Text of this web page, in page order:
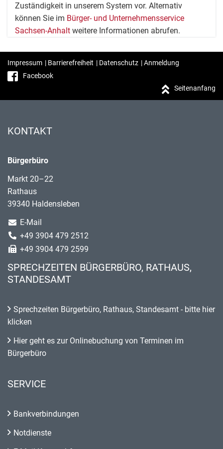
Zuständigkeit in unserem System vor. Alternativ
können Sie im Bürger- und Unternehmensservice
Sachsen-Anhalt weitere Informationen abrufen.
Impressum | Barrierefreiheit | Datenschutz |Anmeldung
Facebook
Seitenanfang
KONTAKT
Bürgerbüro
Markt 20–22
Rathaus
39340 Haldensleben
E-Mail
+49 3904 479 2512
+49 3904 479 2599
SPRECHZEITEN BÜRGERBÜRO, RATHAUS,
STANDESAMT
Sprechzeiten Bürgerbüro, Rathaus, Standesamt - bitte hier
klicken
Hier geht es zur Onlinebuchung von Terminen im
Bürgerbüro
SERVICE
Bankverbindungen
Notdienste